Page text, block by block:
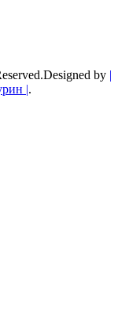
Designed by |
|.